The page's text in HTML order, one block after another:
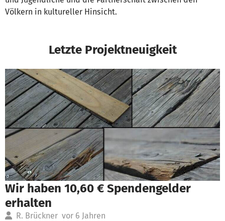
Völkern in kultureller Hinsicht.
Letzte Projektneuigkeit
Wir haben 10,60 € Spendengelder
erhalten
R. Brückner vor 6 Jahren